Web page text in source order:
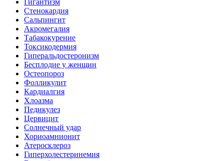
Гигантизм
Стенокардия
Сальпингит
Акромегалия
Табакокурение
Токсикодермия
Гиперальдостеронизм
Бесплодие у женщин
Остеопороз
Фолликулит
Кардиалгия
Хлоазма
Педикулез
Цервицит
Солнечный удар
Хориоамнионит
Атеросклероз
Гиперхолестеринемия